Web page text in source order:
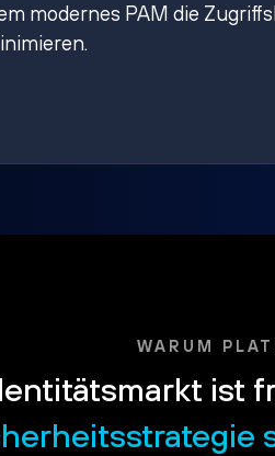
modernes PAM die
WARUM
ist